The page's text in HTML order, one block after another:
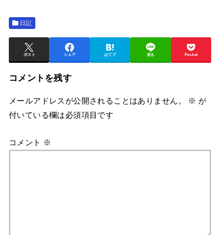
日記
ポスト シェア はてブ 送る Pocket
コメントを残す
メールアドレスが公開されることはありません。 ※ が
付いている欄は必須項目です
コメント ※